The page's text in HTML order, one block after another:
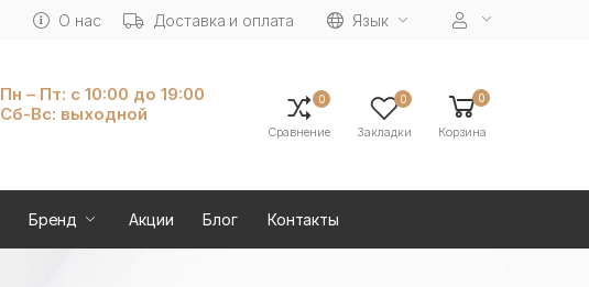
О нас Доставка и оплата Язык
Пн – Пт: с 10:00 до 19:00
Сб-Вс: выходной
0
Сравнение
0
Закладки
0
Корзина
Бренд Акции Блог Контакты